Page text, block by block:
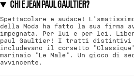
CHI È JEAN PAUL GAULTIER?
Spettacolare e audace!
della Moda ha fatto la sua firma
impegnata. Per lui e per lei.
paul Gaultier! I tratti distintivi
includevano il corsetto
marinaio "Le Male". Un gioco di
avvincente.